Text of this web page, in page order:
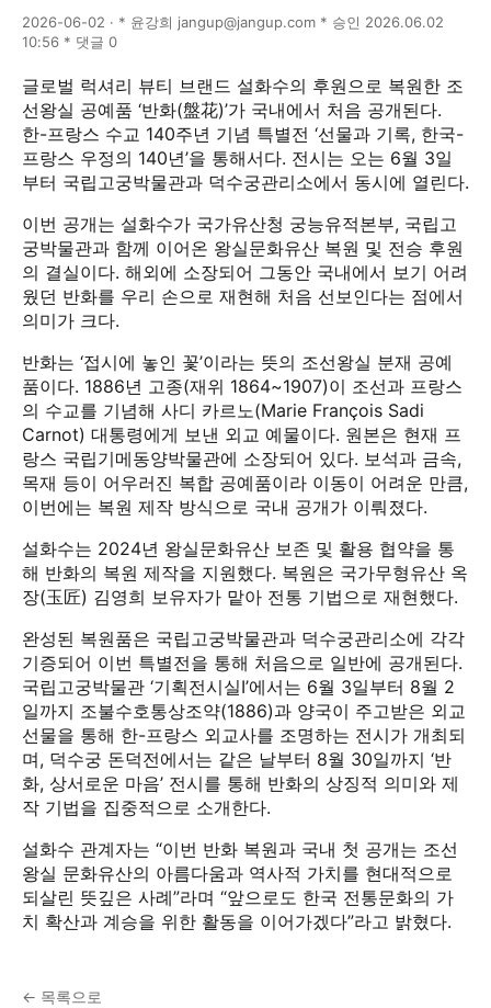
2026-06-02 · * 윤강희 jangup@jangup.com * 승인 2026.06.02
10:56 * 댓글 0
글로벌 럭셔리 뷰티 브랜드 설화수의 후원으로 복원한 조
선왕실 공예품 ‘반화(盤花)’가 국내에서 처음 공개된다.
한-프랑스 수교 140주년 기념 특별전 ‘선물과 기록, 한국-
프랑스 우정의 140년’을 통해서다. 전시는 오는 6월 3일
부터 국립고궁박물관과 덕수궁관리소에서 동시에 열린다.
이번 공개는 설화수가 국가유산청 궁능유적본부, 국립고
궁박물관과 함께 이어온 왕실문화유산 복원 및 전승 후원
의 결실이다. 해외에 소장되어 그동안 국내에서 보기 어려
웠던 반화를 우리 손으로 재현해 처음 선보인다는 점에서
의미가 크다.
반화는 ‘접시에 놓인 꽃’이라는 뜻의 조선왕실 분재 공예
품이다. 1886년 고종(재위 1864~1907)이 조선과 프랑스
의 수교를 기념해 사디 카르노(Marie François Sadi
Carnot) 대통령에게 보낸 외교 예물이다. 원본은 현재 프
랑스 국립기메동양박물관에 소장되어 있다. 보석과 금속,
목재 등이 어우러진 복합 공예품이라 이동이 어려운 만큼,
이번에는 복원 제작 방식으로 국내 공개가 이뤄졌다.
설화수는 2024년 왕실문화유산 보존 및 활용 협약을 통
해 반화의 복원 제작을 지원했다. 복원은 국가무형유산 옥
장(玉匠) 김영희 보유자가 맡아 전통 기법으로 재현했다.
완성된 복원품은 국립고궁박물관과 덕수궁관리소에 각각
기증되어 이번 특별전을 통해 처음으로 일반에 공개된다.
국립고궁박물관 ‘기획전시실Ⅰ’에서는 6월 3일부터 8월 2
일까지 조불수호통상조약(1886)과 양국이 주고받은 외교
선물을 통해 한-프랑스 외교사를 조명하는 전시가 개최되
며, 덕수궁 돈덕전에서는 같은 날부터 8월 30일까지 ‘반
화, 상서로운 마음’ 전시를 통해 반화의 상징적 의미와 제
작 기법을 집중적으로 소개한다.
설화수 관계자는 “이번 반화 복원과 국내 첫 공개는 조선
왕실 문화유산의 아름다움과 역사적 가치를 현대적으로
되살린 뜻깊은 사례”라며 “앞으로도 한국 전통문화의 가
치 확산과 계승을 위한 활동을 이어가겠다”라고 밝혔다.
← 목록으로